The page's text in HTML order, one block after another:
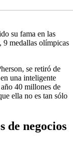
su fama en las
9 medallas olímpicas
se retiró de
una inteligente
40 millones de
ella no es tan sólo
de negocios